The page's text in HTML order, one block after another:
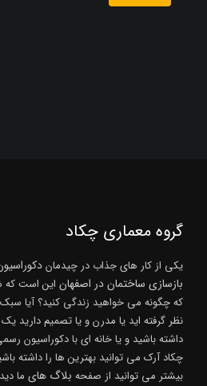
گروه معماری چکاد
یکی از کار های جذاب در چیدمان
بازسازی ساختمان در اصفهان این است که
که چگونه می خواهید زندگی کنید؟ آیا
نظر گرفته اید یا مدرن و یا تصمیم دارید
داشته باشید و یا خانه ای با دکوراسیون
چکاد آرک می توانید بهترین ها را داشته
بیشتر می توانید از صفحه بلاگ های ما